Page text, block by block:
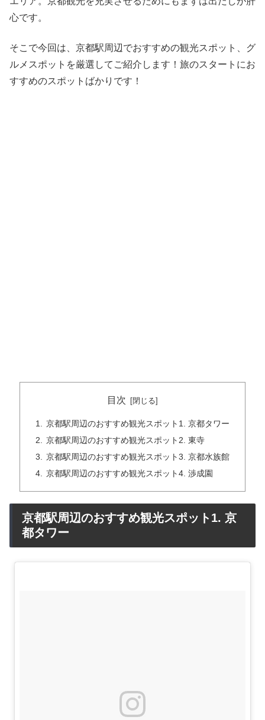
心です。
そこで今回は、京都駅周辺でおすすめの観光スポット、グ
ルメスポットを厳選してご紹介します！旅のスタートにお
すすめのスポットばかりです！
目次
京都駅周辺のおすすめ観光スポット1. 京都タワー
京都駅周辺のおすすめ観光スポット2. 東寺
京都駅周辺のおすすめ観光スポット3. 京都水族館
京都駅周辺のおすすめ観光スポット4. 渉成園
京都駅周辺のおすすめ観光スポット1. 京
都タワー